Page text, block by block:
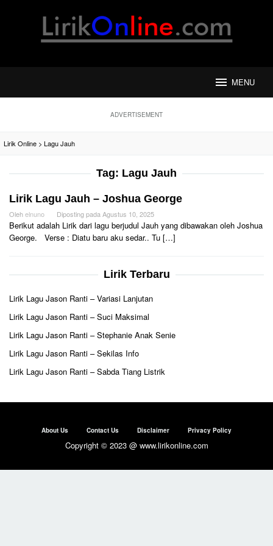
MENU
ADVERTISEMENT
Lirik Online > Lagu Jauh
Tag: Lagu Jauh
Lirik Lagu Jauh – Joshua George
Olehelnuno Diposting pada Agustus 10, 2025
Berikut adalah Lirik dari lagu berjudul Jauh yang dibawakan oleh Joshua
George. Verse : Diatu baru aku sedar.. Tu […]
Lirik Terbaru
Lirik Lagu Jason Ranti – Variasi Lanjutan
Lirik Lagu Jason Ranti – Suci Maksimal
Lirik Lagu Jason Ranti – Stephanie Anak Senie
Lirik Lagu Jason Ranti – Sekilas Info
Lirik Lagu Jason Ranti – Sabda Tiang Listrik
About Us Contact Us Disclaimer Privacy Policy
Copyright © 2023 @ www.lirikonline.com